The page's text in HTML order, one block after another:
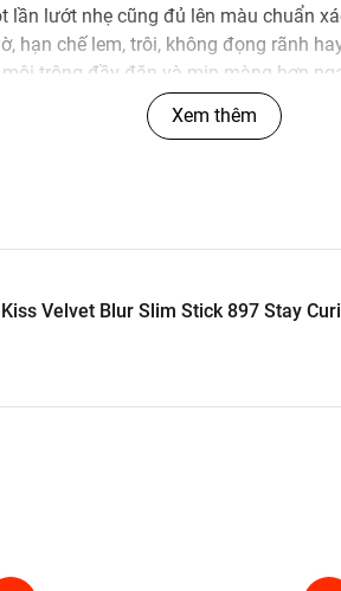
lần lướt nhẹ cũng đủ lên màu chuẩn
hạn chế lem, trôi, không đọng rãnh
trông đầy đặn và mịn màng hơn
Curious - Đỏ
lên chuẩn nhất, hãy tẩy tế bào chết
quản sản phẩm tốt hơn.
Xem thêm
Velvet Blur Slim Stick 897 Stay